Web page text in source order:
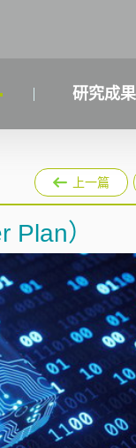
研究成果
上一篇
Plan）